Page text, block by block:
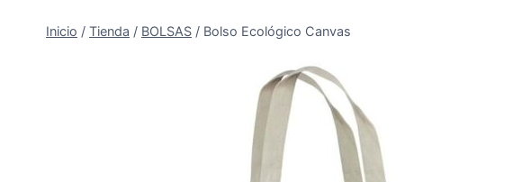
Inicio / Tienda / BOLSAS / Bolso Ecológico Canvas